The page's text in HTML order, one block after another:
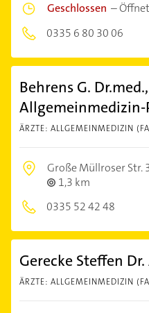
Geschlossen –
0335 6 80 30 06
Behrens G.
ÄRZTE: ALLGEMEINMEDIZIN
Große Müllroser Str.
1,3 km
0335 52 42 48
Gerecke Steffen
ÄRZTE: ALLGEMEINMEDIZIN